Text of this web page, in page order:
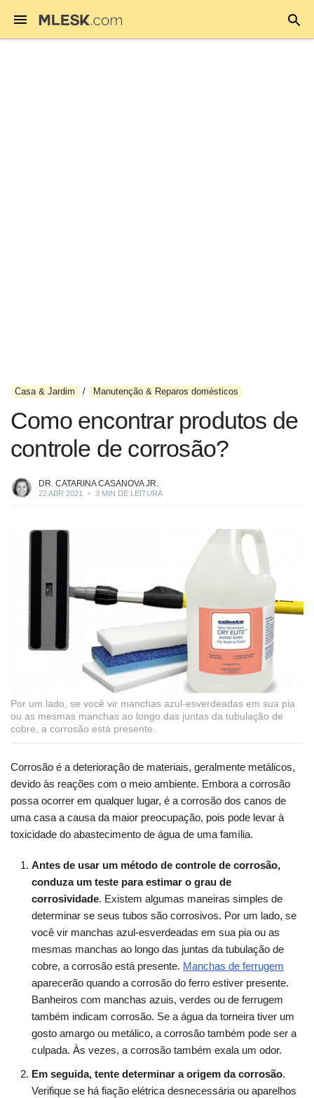
Casa & Jardim Manutenção & Reparos domésticos
Como encontrar produtos de
controle de corrosão?
DR. CATARINA CASANOVA JR.
22 ABR 2021 • 3 MIN DE LEITURA
Por um lado, se você vir manchas azul-esverdeadas em sua pia
ou as mesmas manchas ao longo das juntas da tubulação de
cobre, a corrosão está presente.
Corrosão é a deterioração de materiais, geralmente metálicos,
devido às reações com o meio ambiente. Embora a corrosão
possa ocorrer em qualquer lugar, é a corrosão dos canos de
uma casa a causa da maior preocupação, pois pode levar à
toxicidade do abastecimento de água de uma família.
Antes de usar um método de controle de corrosão,
conduza um teste para estimar o grau de
corrosividade. Existem algumas maneiras simples de
determinar se seus tubos são corrosivos. Por um lado, se
você vir manchas azul-esverdeadas em sua pia ou as
mesmas manchas ao longo das juntas da tubulação de
cobre, a corrosão está presente. Manchas de ferrugem
aparecerão quando a corrosão do ferro estiver presente.
Banheiros com manchas azuis, verdes ou de ferrugem
também indicam corrosão. Se a água da torneira tiver um
gosto amargo ou metálico, a corrosão também pode ser a
culpada. Às vezes, a corrosão também exala um odor.
Em seguida, tente determinar a origem da corrosão.
Verifique se há fiação elétrica desnecessária ou aparelhos